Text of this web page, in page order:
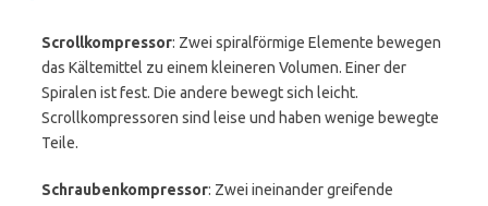
Scrollkompressor: Zwei spiralförmige Elemente bewegen
das Kältemittel zu einem kleineren Volumen. Einer der
Spiralen ist fest. Die andere bewegt sich leicht.
Scrollkompressoren sind leise und haben wenige bewegte
Teile.
Schraubenkompressor: Zwei ineinander greifende